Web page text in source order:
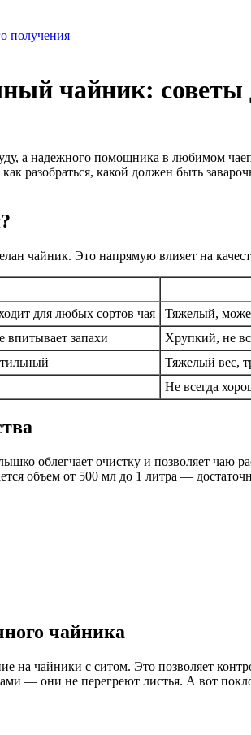
получения
чайник: советы
а надежного помощника в любимом
разобраться, какой должен быть
чайник. Это напрямую влияет на
для любых сортов чая
Тяжелый,
запахи
Хрупкий, не
Тяжелый вес,
Не всегда
облегчает очистку и позволяет чаю
объем от 500 мл до 1 литра —
чайника
на чайники с ситом. Это позволяет
— они не перегреют листья. А вот